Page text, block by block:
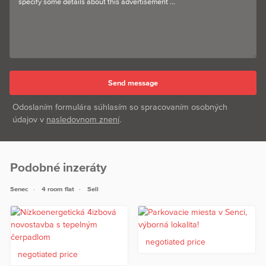
Odoslaním formulára súhlasím so spracovaním osobných
údajov v nasledovnom znení.
Podobné inzeráty
Senec 4 room flat Sell
negotiated price
negotiated price